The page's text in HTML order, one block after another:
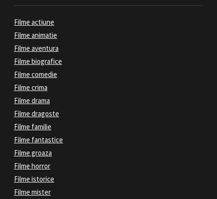
Filme actiune
Filme animatie
Filme aventura
Filme biografice
Filme comedie
Filme crima
Filme drama
Filme dragoste
Filme familie
Filme fantastice
Filme groaza
Filme horror
Filme istorice
Filme mister